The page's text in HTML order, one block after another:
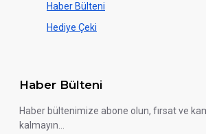
Haber Bülteni
Hediye Çeki
Haber Bülteni
Haber bültenimize abone olun, fırsat ve
kalmayın...